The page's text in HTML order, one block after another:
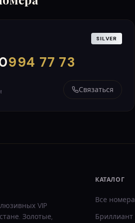
SILVER
994 77 73
Связаться
VIP
Золотые,
КАТАЛОГ
Все номера
Бриллиант